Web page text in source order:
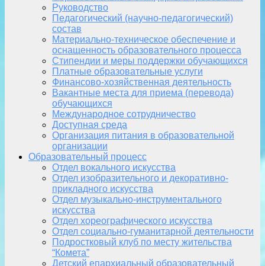
Руководство
Педагогический (научно-педагогический)
состав
Материально-техническое обеспечение и
оснащенность образовательного процесса
Стипендии и меры поддержки обучающихся
Платные образовательные услуги
Финансово-хозяйственная деятельность
Вакантные места для приема (перевода)
обучающихся
Международное сотрудничество
Доступная среда
Организация питания в образовательной
организации
Образовательный процесс
Отдел вокального искусства
Отдел изобразительного и декоративно-
прикладного искусства
Отдел музыкально-инструментального
искусства
Отдел хореографического искусства
Отдел социально-гуманитарной деятельности
Подростковый клуб по месту жительства
“Комета”
Детский епархиальный образовательный